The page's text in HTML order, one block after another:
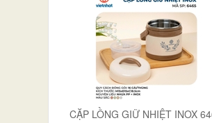
CẶP LỒNG GIỮ NHIỆT INOX